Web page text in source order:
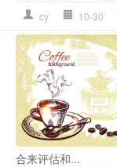
cy 10-30
合来评估和...